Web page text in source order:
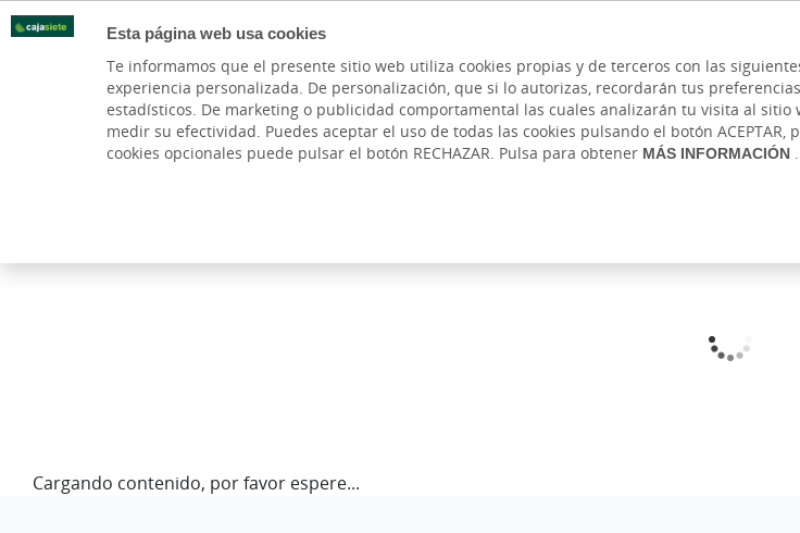
Esta página web usa cookies
Te informamos que el presente sitio web utiliza cookies propias y de terceros con las
experiencia personalizada. De personalización, que si lo autorizas, recordarán tus
estadísticos. De marketing o publicidad comportamental las cuales analizarán tu visita al
medir su efectividad. Puedes aceptar el uso de todas las cookies pulsando el botón
cookies opcionales puede pulsar el botón RECHAZAR. Pulsa para obtener MÁS INFORMACIÓN.
PARTICULARES BANCA PRIVADA AUTÓNOMOS Y
Cargando contenido, por favor espere...